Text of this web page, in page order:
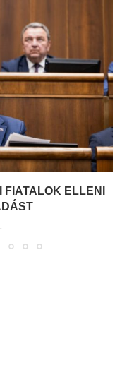
ELLENI